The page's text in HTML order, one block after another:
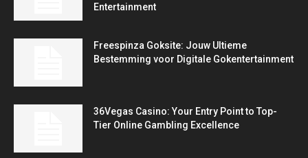
Entertainment
Freespinza Goksite: Jouw Ultieme
Bestemming voor Digitale Gokentertainment
36Vegas Casino: Your Entry Point to Top-
Tier Online Gambling Excellence